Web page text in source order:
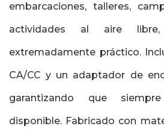
embarcaciones, talleres,
actividades al aire
extremadamente práctico.
CA/CC y un adaptador de
garantizando que
disponible. Fabricado con